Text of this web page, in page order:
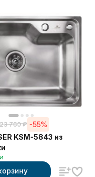
23 760 ₽ -55%
KSM-5843 из